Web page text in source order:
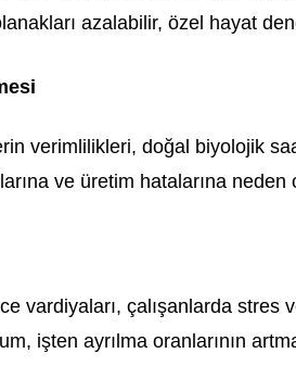
azalabilir, özel hayat
verimlilikleri, doğal biyolojik
ve üretim hatalarına neden
vardiyaları, çalışanlarda stres
işten ayrılma oranlarının